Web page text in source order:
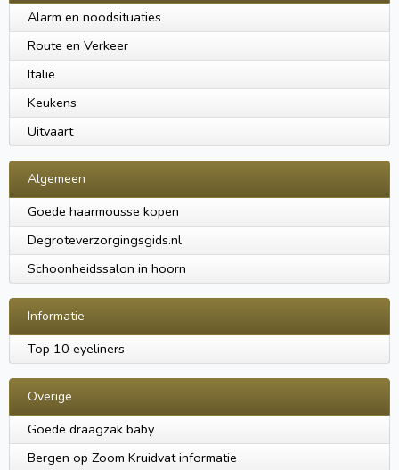
Alarm en noodsituaties
Route en Verkeer
Italië
Keukens
Uitvaart
Algemeen
Goede haarmousse kopen
Degroteverzorgingsgids.nl
Schoonheidssalon in hoorn
Informatie
Top 10 eyeliners
Overige
Goede draagzak baby
Bergen op Zoom Kruidvat informatie